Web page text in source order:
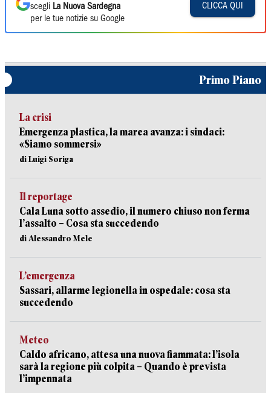
scegli La Nuova Sardegna
per le tue notizie su Google
CLICCA QUI
Primo Piano
La crisi
Emergenza plastica, la marea avanza: i sindaci:
«Siamo sommersi»
di Luigi Soriga
Il reportage
Cala Luna sotto assedio, il numero chiuso non ferma
l’assalto – Cosa sta succedendo
di Alessandro Mele
L’emergenza
Sassari, allarme legionella in ospedale: cosa sta
succedendo
Meteo
Caldo africano, attesa una nuova fiammata: l’isola
sarà la regione più colpita – Quando è prevista
l’impennata